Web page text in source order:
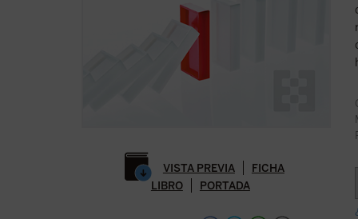
VISTA PREVIA
FICHA
LIBRO
PORTADA